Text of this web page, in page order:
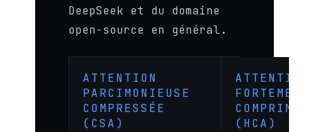
DeepSeek et du domaine
open-source en général.
ATTENTION
PARCIMONIEUSE
COMPRESSÉE
(CSA)
(HCA)